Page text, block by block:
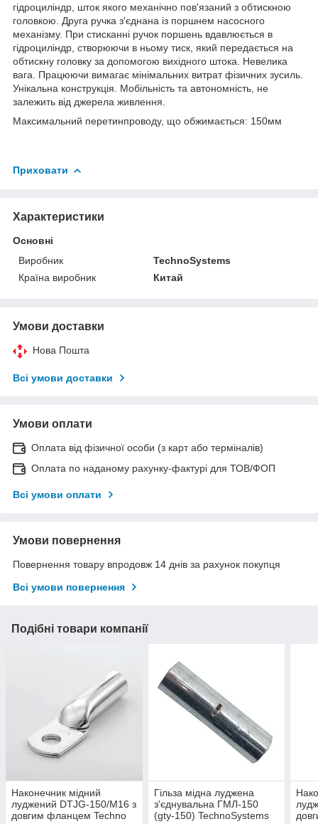
гідроциліндр, шток якого механічно пов'язаний з обтискною
головкою. Друга ручка з'єднана із поршнем насосного
механізму. При стисканні ручок поршень вдавлюється в
гідроциліндр, створюючи в ньому тиск, який передається на
обтискну головку за допомогою вихідного штока. Невелика
вага. Працюючи вимагає мінімальних витрат фізичних зусиль.
Унікальна конструкція. Мобільність та автономність, не
залежить від джерела живлення.
Максимальний перетинпроводу, що обжимається: 150мм
Приховати
Характеристики
Основні
Виробник
TechnoSystems
Країна виробник
Китай
Умови доставки
Нова Пошта
Всі умови доставки
Умови оплати
Оплата від фізичної особи (з карт або терміналів)
Оплата по наданому рахунку-фактурі для ТОВ/ФОП
Всі умови оплати
Умови повернення
Повернення товару впродовж 14 днів за рахунок покупця
Всі умови повернення
Подібні товари компанії
Наконечник мідний
луджений DTJG-150/M16 з
довгим фланцем Techno
Гільза мідна луджена
з'єднувальна ГМЛ-150
(gty-150) TechnoSystems